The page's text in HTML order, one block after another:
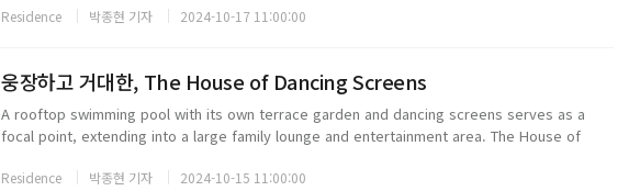
Residence 박종현 기자 2024-10-17 11:00:00
웅장하고 거대한, The House of Dancing Screens
A rooftop swimming pool with its own terrace garden and dancing screens serves as a
focal point, extending into a large family lounge and entertainment area. The House of
Residence 박종현 기자 2024-10-15 11:00:00